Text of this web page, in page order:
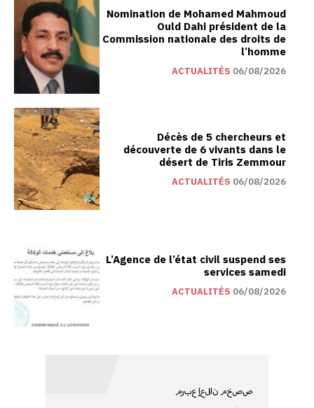
Nomination de Mohamed Mahmoud
Ould Dahi président de la
Commission nationale des droits de
l’homme
ACTUALITÉS 06/08/2026
Décès de 5 chercheurs et
découverte de 6 vivants dans le
désert de Tiris Zemmour
ACTUALITÉS 06/08/2026
L’Agence de l’état civil suspend ses
services samedi
ACTUALITÉS 06/08/2026